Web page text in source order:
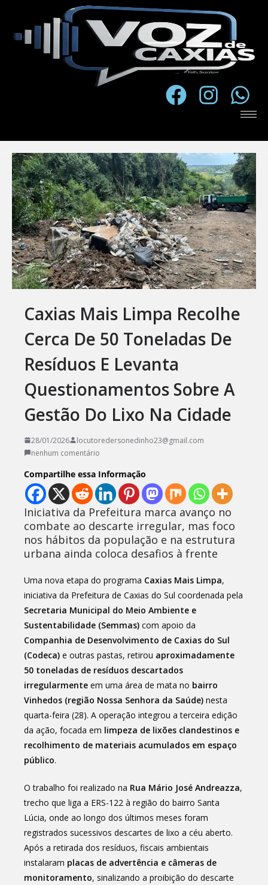
Caxias Mais Limpa Recolhe
Cerca De 50 Toneladas De
Resíduos E Levanta
Questionamentos Sobre A
Gestão Do Lixo Na Cidade
28/01/2026
locutoredersonedinho23@gmail.com
nenhum comentário
Compartilhe essa Informação
Iniciativa da Prefeitura marca avanço no
combate ao descarte irregular, mas foco
nos hábitos da população e na estrutura
urbana ainda coloca desafios à frente
Uma nova etapa do programa Caxias Mais Limpa,
iniciativa da Prefeitura de Caxias do Sul coordenada pela
Secretaria Municipal do Meio Ambiente e
Sustentabilidade (Semmas) com apoio da
Companhia de Desenvolvimento de Caxias do Sul
(Codeca) e outras pastas, retirou aproximadamente
50 toneladas de resíduos descartados
irregularmente em uma área de mata no bairro
Vinhedos (região Nossa Senhora da Saúde) nesta
quarta-feira (28). A operação integrou a terceira edição
da ação, focada em limpeza de lixões clandestinos e
recolhimento de materiais acumulados em espaço
público.
O trabalho foi realizado na Rua Mário José Andreazza,
trecho que liga a ERS-122 à região do bairro Santa
Lúcia, onde ao longo dos últimos meses foram
registrados sucessivos descartes de lixo a céu aberto.
Após a retirada dos resíduos, fiscais ambientais
instalaram placas de advertência e câmeras de
monitoramento, sinalizando a proibição do descarte